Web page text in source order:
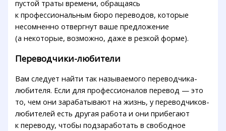
пустой траты времени, обращаясь
к профессиональным бюро переводов, которые
несомненно отвергнут ваше предложение
(а некоторые, возможно, даже в резкой форме).
Переводчики-любители
Вам следует найти так называемого переводчика-
любителя. Если для профессионалов перевод — это
то, чем они зарабатывают на жизнь, у переводчиков-
любителей есть другая работа и они прибегают
к переводу, чтобы подзаработать в свободное